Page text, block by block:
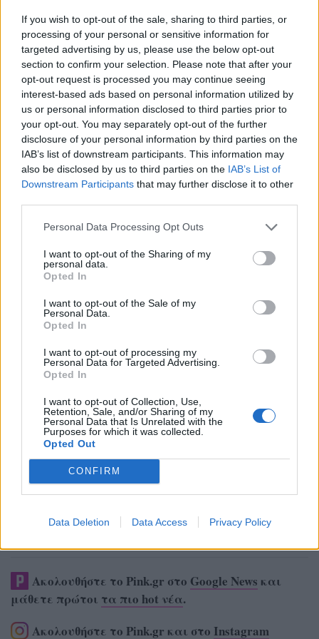
If you wish to opt-out of the sale, sharing to third parties, or
processing of your personal or sensitive information for
targeted advertising by us, please use the below opt-out
section to confirm your selection. Please note that after your
opt-out request is processed you may continue seeing
interest-based ads based on personal information utilized by
us or personal information disclosed to third parties prior to
your opt-out. You may separately opt-out of the further
disclosure of your personal information by third parties on the
IAB’s list of downstream participants. This information may
also be disclosed by us to third parties on the IAB’s List of
Downstream Participants that may further disclose it to other
Personal Data Processing Opt Outs
I want to opt-out of the Sharing of my
personal data.
Opted In
I want to opt-out of the Sale of my
Personal Data.
Opted In
I want to opt-out of processing my
Personal Data for Targeted Advertising.
Opted In
I want to opt-out of Collection, Use,
Retention, Sale, and/or Sharing of my
Personal Data that Is Unrelated with the
Purposes for which it was collected.
Opted Out
CONFIRM
Data Deletion Data Access Privacy Policy
[ΠΗΓΗ]
Ακολουθήστε το Pink.gr στο Google News και
μάθετε πρώτοι τα πιο hot νέα.
Ακολουθήστε το Pink.gr και στο Instagram